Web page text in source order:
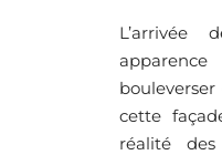
cette
réalité